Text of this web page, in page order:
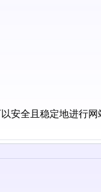
安全且稳定地进行